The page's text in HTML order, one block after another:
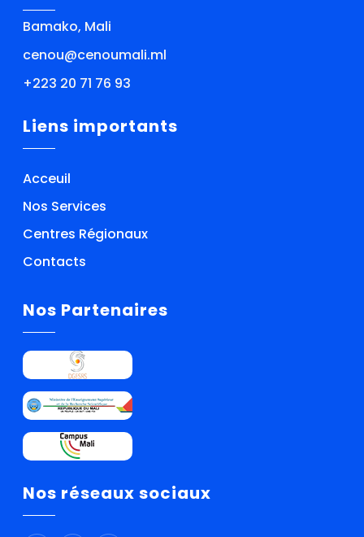
Bamako, Mali
cenou@cenoumali.ml
+223 20 71 76 93
Liens importants
Acceuil
Nos Services
Centres Régionaux
Contacts
Nos Partenaires
Nos réseaux sociaux